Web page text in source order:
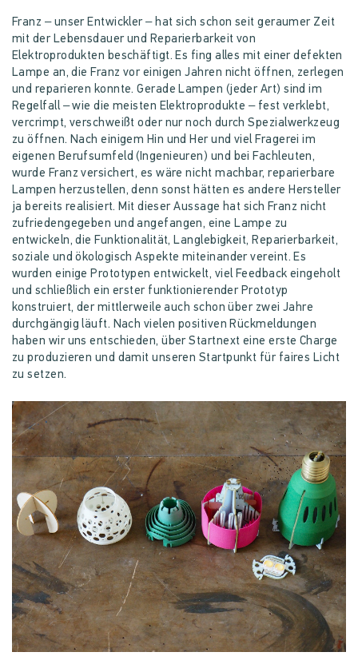
Franz – unser Entwickler – hat sich schon seit geraumer Zeit
mit der Lebensdauer und Reparierbarkeit von
Elektroprodukten beschäftigt. Es fing alles mit einer defekten
Lampe an, die Franz vor einigen Jahren nicht öffnen, zerlegen
und reparieren konnte. Gerade Lampen (jeder Art) sind im
Regelfall – wie die meisten Elektroprodukte – fest verklebt,
vercrimpt, verschweißt oder nur noch durch Spezialwerkzeug
zu öffnen. Nach einigem Hin und Her und viel Fragerei im
eigenen Berufsumfeld (Ingenieuren) und bei Fachleuten,
wurde Franz versichert, es wäre nicht machbar, reparierbare
Lampen herzustellen, denn sonst hätten es andere Hersteller
ja bereits realisiert. Mit dieser Aussage hat sich Franz nicht
zufriedengegeben und angefangen, eine Lampe zu
entwickeln, die Funktionalität, Langlebigkeit, Reparierbarkeit,
soziale und ökologisch Aspekte miteinander vereint. Es
wurden einige Prototypen entwickelt, viel Feedback eingeholt
und schließlich ein erster funktionierender Prototyp
konstruiert, der mittlerweile auch schon über zwei Jahre
durchgängig läuft. Nach vielen positiven Rückmeldungen
haben wir uns entschieden, über Startnext eine erste Charge
zu produzieren und damit unseren Startpunkt für faires Licht
zu setzen.